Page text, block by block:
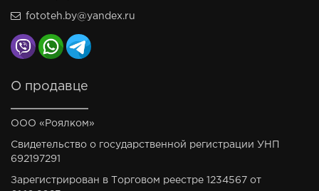
fototeh.by@yandex.ru
О продавце
ООО «Роялком»
Свидетельство о государственной регистрации УНП
692197291
Зарегистрирован в Торговом реестре 1234567 от